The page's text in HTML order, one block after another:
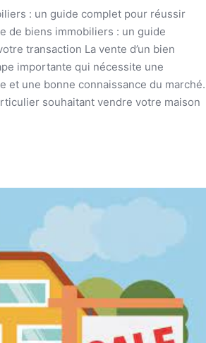
: un guide complet pour réussir
de biens immobiliers : un guide
transaction La vente d’un bien
importante qui nécessite une
et une bonne connaissance du marché.
souhaitant vendre votre maison